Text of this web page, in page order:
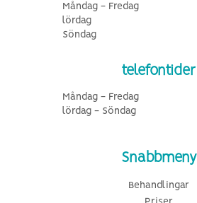
Måndag - Fredag
lördag
Söndag
telefontider
Måndag - Fredag
lördag - Söndag
Snabbmeny
Behandlingar